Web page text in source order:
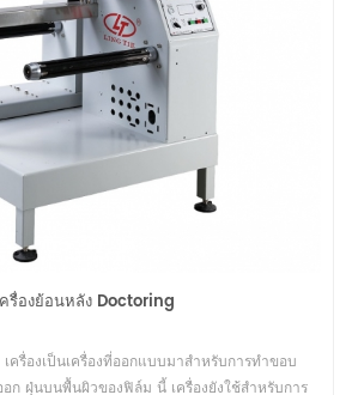
ครื่องย้อนหลัง Doctoring
รื่องเป็นเครื่องที่ออกแบบมาสำหรับการทำขอบ
ก ฝุ่นบนพื้นผิวของฟิล์ม นี้ เครื่องยังใช้สำหรับการ